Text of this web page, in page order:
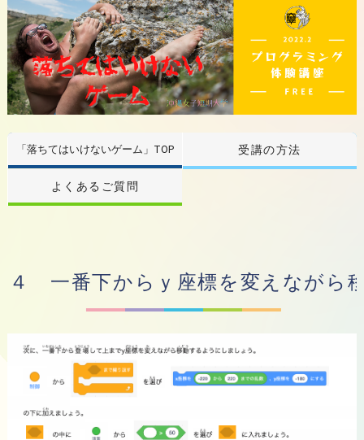
「落ちてはいけないゲーム」TOP 受講の方法
よくあるご質問
４ 一番下からｙ座標を変えながら